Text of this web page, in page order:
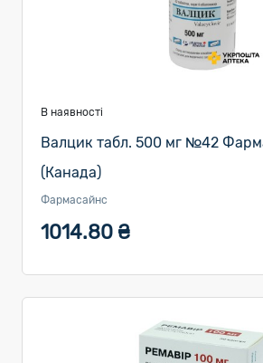
В наявності
Валцик табл. 500 мг №42
(Канада)
Фармасайнс
1014.80 ₴